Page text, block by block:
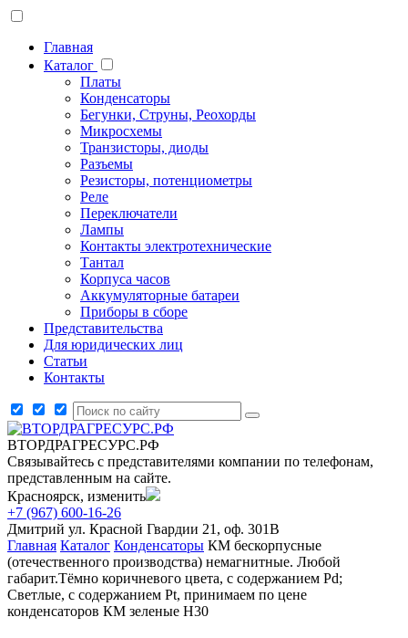
Главная
Каталог
Платы
Конденсаторы
Бегунки, Струны, Реохорды
Микросхемы
Транзисторы, диоды
Разъемы
Резисторы, потенциометры
Реле
Переключатели
Лампы
Контакты электротехнические
Тантал
Корпуса часов
Аккумуляторные батареи
Приборы в сборе
Представительства
Для юридических лиц
Статьи
Контакты
ВТОРДРАГРЕСУРС.РФ
Связывайтесь с представителями компании по телефонам,
представленным на сайте.
Красноярск, изменить
+7 (967) 600-16-26
Дмитрий ул. Красной Гвардии 21, оф. 301В
Главная Каталог Конденсаторы КМ бескорпусные
(отечественного производства) немагнитные. Любой
габарит.Тёмно коричневого цвета, с содержанием Pd;
Светлые, с содержанием Pt, принимаем по цене
конденсаторов КМ зеленые Н30